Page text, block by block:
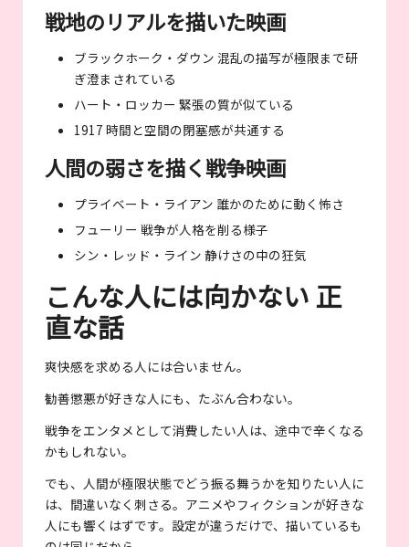
戦地のリアルを描いた映画
ブラックホーク・ダウン 混乱の描写が極限まで研
ぎ澄まされている
ハート・ロッカー 緊張の質が似ている
1917 時間と空間の閉塞感が共通する
人間の弱さを描く戦争映画
プライベート・ライアン 誰かのために動く怖さ
フューリー 戦争が人格を削る様子
シン・レッド・ライン 静けさの中の狂気
こんな人には向かない 正
直な話
爽快感を求める人には合いません。
勧善懲悪が好きな人にも、たぶん合わない。
戦争をエンタメとして消費したい人は、途中で辛くなる
かもしれない。
でも、人間が極限状態でどう振る舞うかを知りたい人に
は、間違いなく刺さる。アニメやフィクションが好きな
人にも響くはずです。設定が違うだけで、描いているも